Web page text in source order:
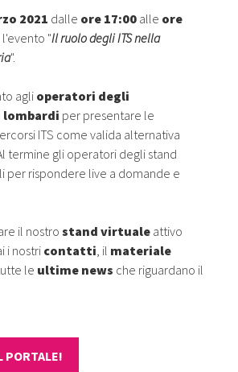
2021 dalle ore 17:00 alle ore
l'evento "Il ruolo degli ITS nella
".
agli operatori degli
per presentare le
ITS come valida alternativa
termine gli operatori degli stand
per rispondere live a domande e
il nostrostand virtuale attivo
i nostri contatti, il materiale
le ultime news che riguardano il
PORTALE!